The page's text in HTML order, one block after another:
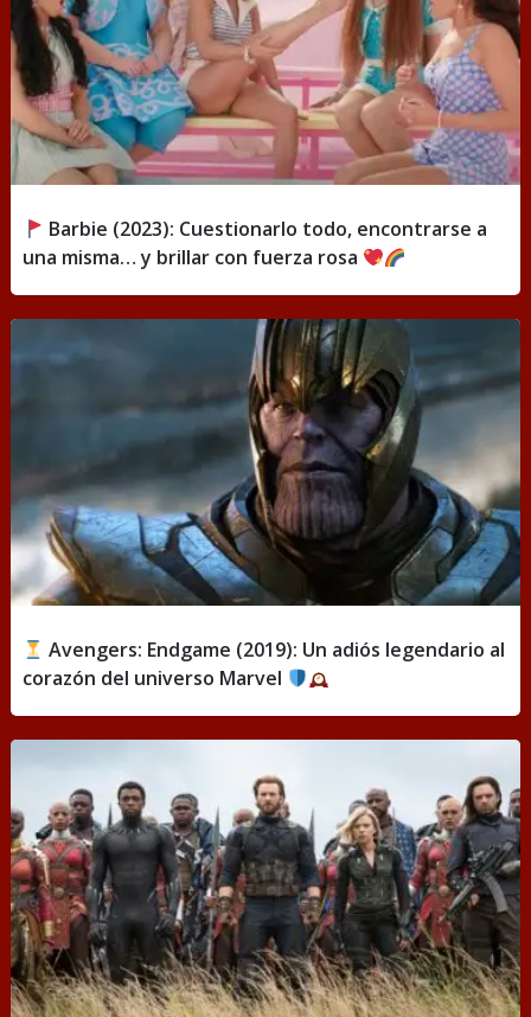
Barbie (2023): Cuestionarlo todo, encontrarse a
una misma… y brillar con fuerza rosa
Avengers: Endgame (2019): Un adiós legendario al
corazón del universo Marvel